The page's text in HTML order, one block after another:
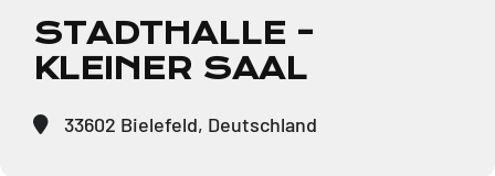
STADTHALLE -
KLEINER SAAL
33602 Bielefeld, Deutschland